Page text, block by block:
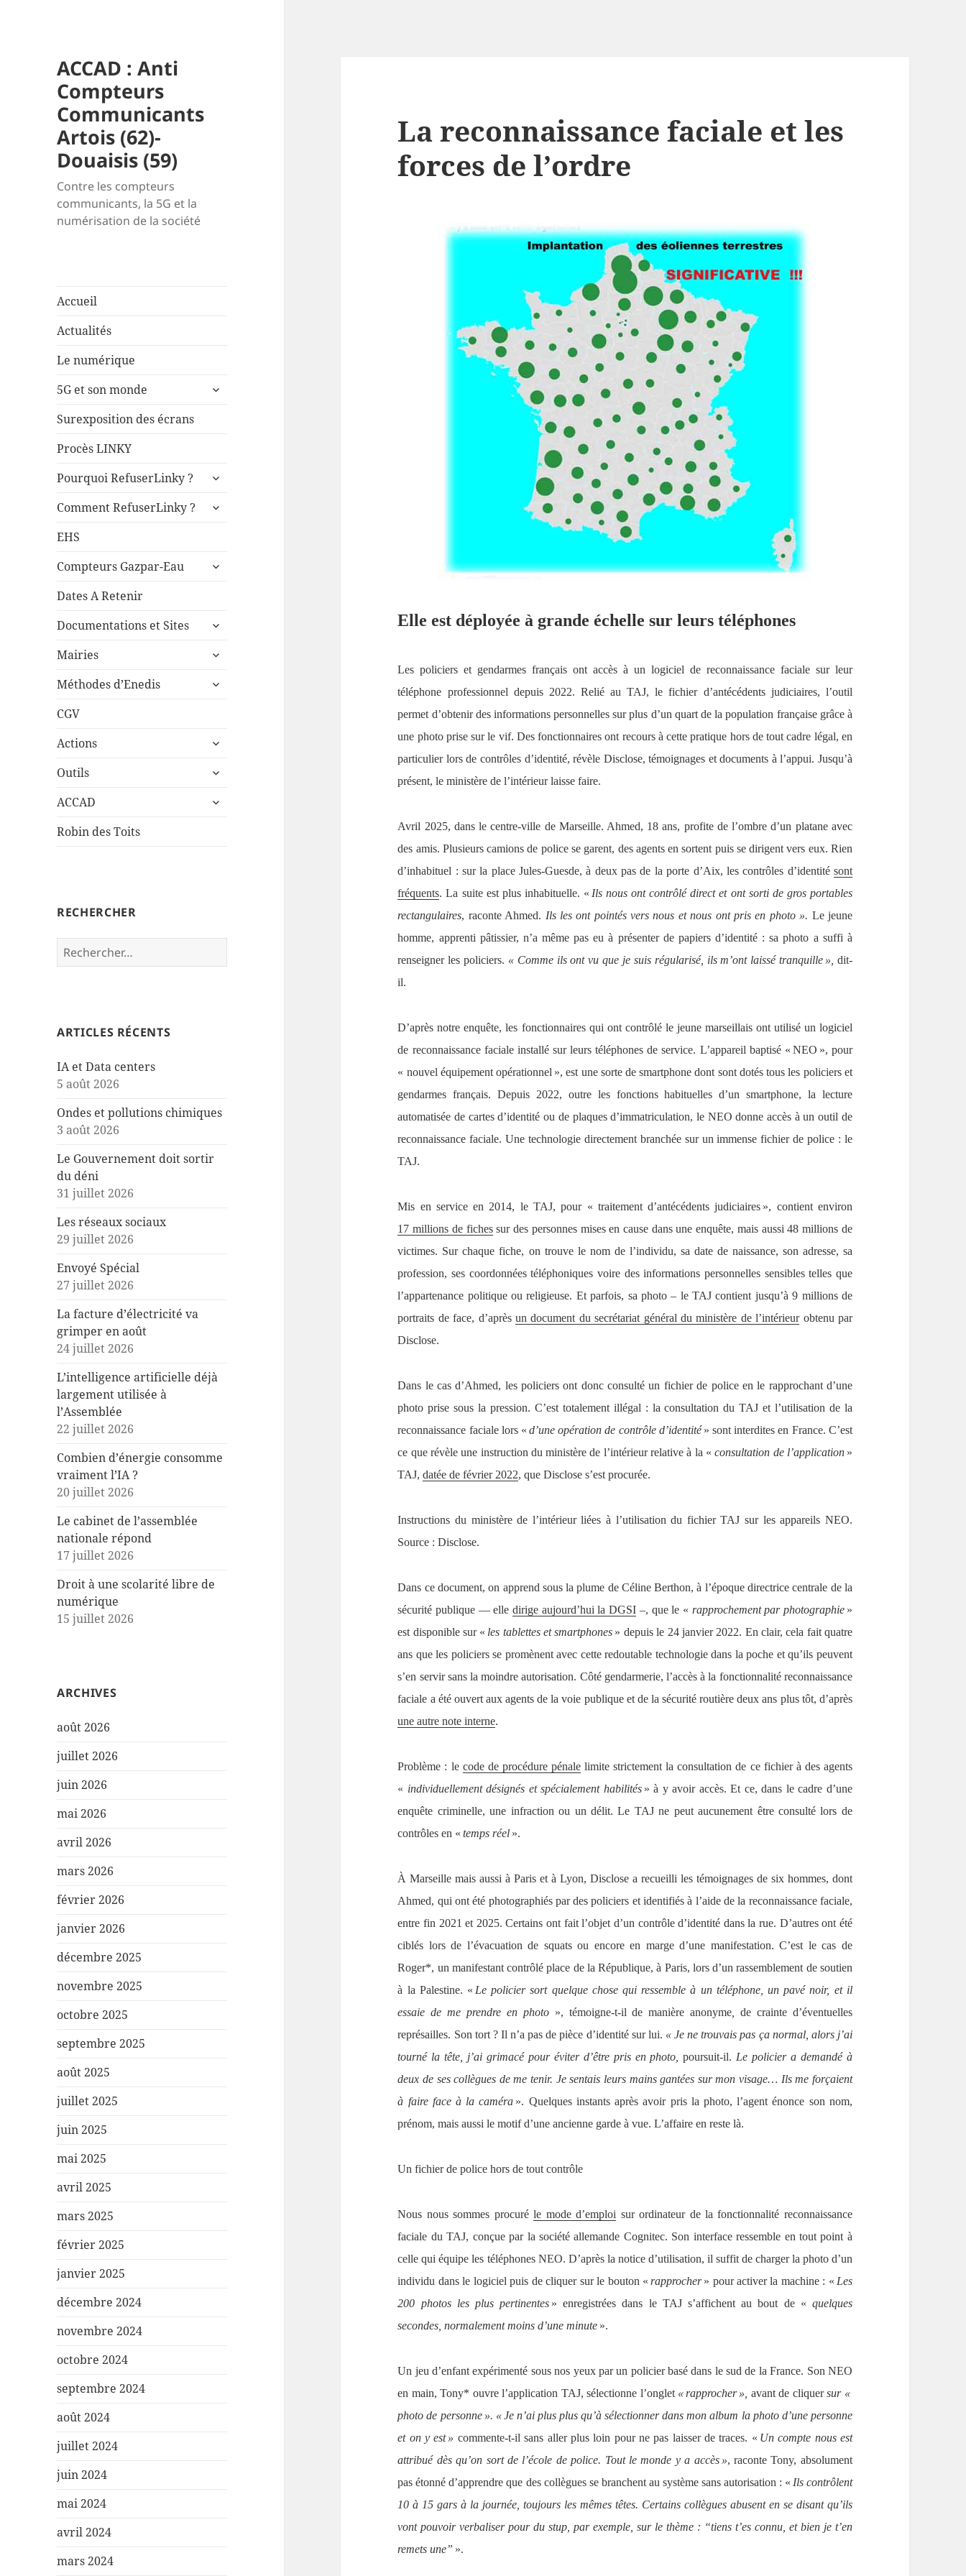
ACCAD : Anti
Compteurs
Communicants
Artois (62)-
Douaisis (59)
Contre les compteurs
communicants, la 5G et la
numérisation de la société
Accueil
Actualités
Le numérique
5G et son monde
ouvrir
Surexposition des écrans
Procès LINKY
Pourquoi RefuserLinky ?
ouvrir
sous-
Comment RefuserLinky ?
ouvrir
EHS
Compteurs Gazpar-Eau
ouvrir
Dates A Retenir
Documentations et Sites
ouvrir
sous-
Mairies
ouvrir
sous-
Méthodes d’Enedis
ouvrir
CGV
Actions
ouvrir
sous-
Outils
ouvrir
sous-
ACCAD
ouvrir
Robin des Toits
RECHERCHER
Rechercher :
ARTICLES RÉCENTS
IA et Data centers
5 août 2026
Ondes et pollutions chimiques
3 août 2026
Le Gouvernement doit sortir
du déni
31 juillet 2026
Les réseaux sociaux
29 juillet 2026
Envoyé Spécial
27 juillet 2026
La facture d’électricité va
grimper en août
24 juillet 2026
L’intelligence artificielle déjà
largement utilisée à
l’Assemblée
22 juillet 2026
Combien d’énergie consomme
vraiment l’IA ?
20 juillet 2026
Le cabinet de l’assemblée
nationale répond
17 juillet 2026
Droit à une scolarité libre de
numérique
15 juillet 2026
ARCHIVES
août 2026
juillet 2026
juin 2026
mai 2026
avril 2026
mars 2026
février 2026
janvier 2026
décembre 2025
novembre 2025
octobre 2025
septembre 2025
août 2025
juillet 2025
juin 2025
mai 2025
avril 2025
mars 2025
février 2025
janvier 2025
décembre 2024
novembre 2024
octobre 2024
septembre 2024
août 2024
juillet 2024
juin 2024
mai 2024
avril 2024
mars 2024
La reconnaissance faciale et les
forces de l’ordre
Elle est déployée à grande échelle sur leurs téléphones
Les policiers et gendarmes français ont accès à un logiciel de reconnaissance faciale sur leur
téléphone professionnel depuis 2022. Relié au TAJ, le fichier d’antécédents judiciaires, l’outil
permet d’obtenir des informations personnelles sur plus d’un quart de la population française grâce à
une photo prise sur le vif. Des fonctionnaires ont recours à cette pratique hors de tout cadre légal, en
particulier lors de contrôles d’identité, révèle Disclose, témoignages et documents à l’appui. Jusqu’à
présent, le ministère de l’intérieur laisse faire.
Avril 2025, dans le centre-ville de Marseille. Ahmed, 18 ans, profite de l’ombre d’un platane avec
des amis. Plusieurs camions de police se garent, des agents en sortent puis se dirigent vers eux. Rien
d’inhabituel : sur la place Jules-Guesde, à deux pas de la porte d’Aix, les contrôles d’identité sont
fréquents. La suite est plus inhabituelle. « Ils nous ont contrôlé direct et ont sorti de gros portables
rectangulaires, raconte Ahmed. Ils les ont pointés vers nous et nous ont pris en photo ». Le jeune
homme, apprenti pâtissier, n’a même pas eu à présenter de papiers d’identité : sa photo a suffi à
renseigner les policiers. « Comme ils ont vu que je suis régularisé, ils m’ont laissé tranquille », dit-
il.
D’après notre enquête, les fonctionnaires qui ont contrôlé le jeune marseillais ont utilisé un logiciel
de reconnaissance faciale installé sur leurs téléphones de service. L’appareil baptisé « NEO », pour
« nouvel équipement opérationnel », est une sorte de smartphone dont sont dotés tous les policiers et
gendarmes français. Depuis 2022, outre les fonctions habituelles d’un smartphone, la lecture
automatisée de cartes d’identité ou de plaques d’immatriculation, le NEO donne accès à un outil de
reconnaissance faciale. Une technologie directement branchée sur un immense fichier de police : le
TAJ.
Mis en service en 2014, le TAJ, pour « traitement d’antécédents judiciaires », contient environ
17 millions de fichessur des personnes mises en cause dans une enquête, mais aussi 48 millions de
victimes. Sur chaque fiche, on trouve le nom de l’individu, sa date de naissance, son adresse, sa
profession, ses coordonnées téléphoniques voire des informations personnelles sensibles telles que
l’appartenance politique ou religieuse. Et parfois, sa photo – le TAJ contient jusqu’à 9 millions de
portraits de face, d’après un document du secrétariat général du ministère de l’intérieurobtenu par
Disclose.
Dans le cas d’Ahmed, les policiers ont donc consulté un fichier de police en le rapprochant d’une
photo prise sous la pression. C’est totalement illégal : la consultation du TAJ et l’utilisation de la
reconnaissance faciale lors «d’une opération de contrôle d’identité» sont interdites en France. C’est
ce que révèle une instruction du ministère de l’intérieur relative à la «consultation de l’application »
TAJ,datée de février 2022, que Disclose s’est procurée.
Instructions du ministère de l’intérieur liées à l’utilisation du fichier TAJ sur les appareils NEO.
Source : Disclose.
Dans ce document, on apprend sous la plume de Céline Berthon, à l’époque directrice centrale de la
sécurité publique — elledirige aujourd’hui la DGSI –, que le « rapprochement par photographie »
est disponible sur « les tablettes et smartphones » depuis le 24 janvier 2022. En clair, cela fait quatre
ans que les policiers se promènent avec cette redoutable technologie dans la poche et qu’ils peuvent
s’en servir sans la moindre autorisation. Côté gendarmerie, l’accès à la fonctionnalité reconnaissance
faciale a été ouvert aux agents de la voie publique et de la sécurité routière deux ans plus tôt, d’après
uneautre note interne.
Problème : le code de procédure pénalelimite strictement la consultation de ce fichier à des agents
« individuellement désignés et spécialement habilités» à y avoir accès. Et ce, dans le cadre d’une
enquête criminelle, une infraction ou un délit. Le TAJ ne peut aucunement être consulté lors de
contrôles en «temps réel ».
À Marseille mais aussi à Paris et à Lyon, Disclose a recueilli les témoignages de six hommes, dont
Ahmed, qui ont été photographiés par des policiers et identifiés à l’aide de la reconnaissance faciale,
entre fin 2021 et 2025. Certains ont fait l’objet d’un contrôle d’identité dans la rue. D’autres ont été
ciblés lors de l’évacuation de squats ou encore en marge d’une manifestation. C’est le cas de
Roger*, un manifestant contrôlé place de la République, à Paris, lors d’un rassemblement de soutien
à la Palestine. « Le policier sort quelque chose qui ressemble à un téléphone, un pavé noir, et il
essaie de me prendre en photo», témoigne-t-il de manière anonyme ,de crainte d’éventuelles
représailles. Son tort ? Il n’a pas de pièce d’identité sur lui. « Je ne trouvais pas ça normal, alors j’ai
tourné la tête, j’ai grimacé pour éviter d’être pris en photo, poursuit-il. Le policier a demandé à
deux de ses collègues de me tenir. Je sentais leurs mains gantées sur mon visage… Ils me forçaient
à faire face à la caméra ». Quelques instants après avoir pris la photo, l’agent énonce son nom,
prénom, mais aussi le motif d’une ancienne garde à vue. L’affaire en reste là.
Un fichier de police hors de tout contrôle
Nous nous sommes procuréle mode d’emploi sur ordinateur de la fonctionnalité reconnaissance
faciale du TAJ, conçue par la société allemande Cognitec. Son interface ressemble en tout point à
celle qui équipe les téléphones NEO. D’après la notice d’utilisation, il suffit de charger la photo d’un
individu dans le logiciel puis de cliquer sur le bouton « rapprocher» pour activer la machine : « Les
200 photos les plus pertinentes » enregistrées dans le TAJ s’affichent au bout de « quelques
secondes, normalement moins d’une minute ».
Un jeu d’enfant expérimenté sous nos yeux par un policier basé dans le sud de la France. Son NEO
en main, Tony* ouvre l’application TAJ, sélectionne l’onglet« rapprocher », avant de cliquersur «
photo de personne ». « Je n’ai plus plus qu’à sélectionner dans mon album la photo d’une personne
et on y est » commente-t-il sans aller plus loin pour ne pas laisser de traces. « Un compte nous est
attribué dès qu’on sort de l’école de police. Tout le monde y a accès », raconte Tony, absolument
pas étonné d’apprendre que des collègues se branchent au système sans autorisation : « Ils contrôlent
10 à 15 gars à la journée, toujours les mêmes têtes. Certains collègues abusent en se disant qu’ils
vont pouvoir verbaliser pour du stup, par exemple, sur le thème : “tiens t’es connu, et bien je t’en
remets une” ».